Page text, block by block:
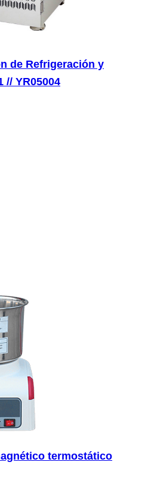
de Refrigeración y
// YR05004
termostático